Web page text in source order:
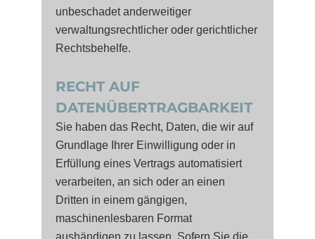
unbeschadet anderweitiger
verwaltungsrechtlicher oder gerichtlicher
Rechtsbehelfe.
RECHT AUF
DATENÜBERTRAGBARKEIT
Sie haben das Recht, Daten, die wir auf
Grundlage Ihrer Einwilligung oder in
Erfüllung eines Vertrags automatisiert
verarbeiten, an sich oder an einen
Dritten in einem gängigen,
maschinenlesbaren Format
aushändigen zu lassen. Sofern Sie die